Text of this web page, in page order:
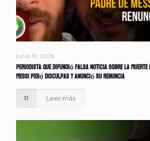
junio 19, 2026
Periodista que difundió falsa noticia sobre la muerte
Messi pidió disculpas y anunció su renuncia
Leer más